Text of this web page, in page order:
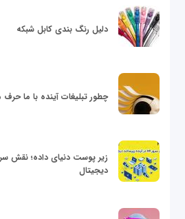
دلیل رنگ بندی کابل شبکه
چطور تبلیغات آینده با ما حرف
دیجیتال